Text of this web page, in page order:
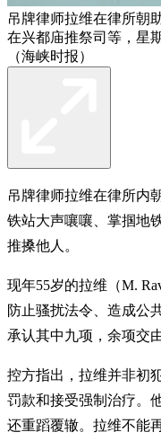
吊牌律师拉维在律所朝
在兴都庙推祭司等，星
（海峡时报）
吊牌律师拉维在律所内
铁站大声嚷嚷、掌掴地
推搡他人。
现年55岁的拉维（M.
防止骚扰法令、造成公
承认其中九项，余项交
控方指出，拉维并非初
罚款和接受强制治疗。
还重蹈覆辙。拉维不能